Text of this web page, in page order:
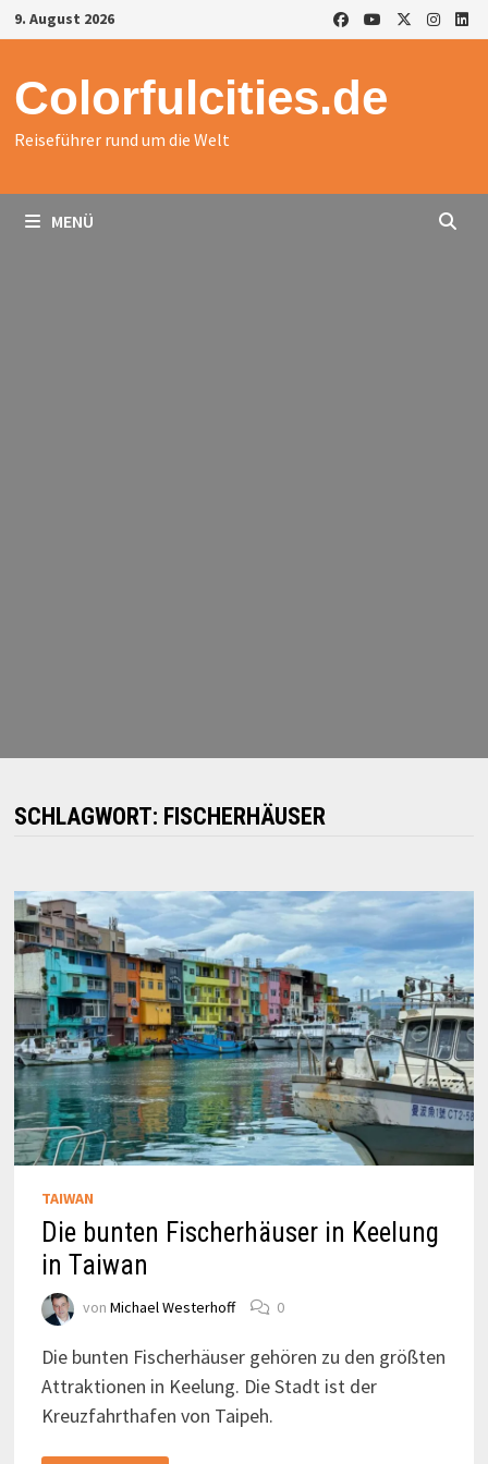
Zurück
zum
9. August 2026
Colorfulcities.de
Reiseführer rund um die Welt
MENÜ
SCHLAGWORT: FISCHERHÄUSER
TAIWAN
Die bunten Fischerhäuser in Keelung
in Taiwan
von Michael Westerhoff 0
Die bunten Fischerhäuser gehören zu den größten
Attraktionen in Keelung. Die Stadt ist der
Kreuzfahrthafen von Taipeh.